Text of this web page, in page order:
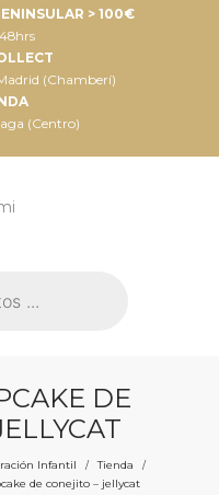
> 100€
(Chamberí)
(Centro)
DE
Infantil / Tienda /
de conejito – jellycat